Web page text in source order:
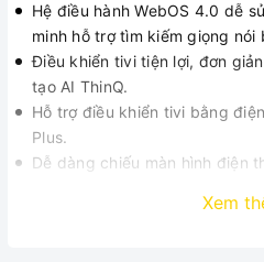
Hệ điều hành WebOS 4.0 dễ
minh hỗ trợtìm kiếm giọng nói
Điều khiển tivi tiện lợi, đơn
tạo AI ThinQ.
Hỗ trợ điều khiển tivi bằng
Plus.
Dễ dàng chiếu màn hình điện
THÔNG SỐ KỸ THUẬT
Xem